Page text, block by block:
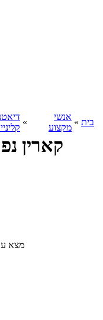
בית »
אנשי
מקצוע
»
קארין
מצא